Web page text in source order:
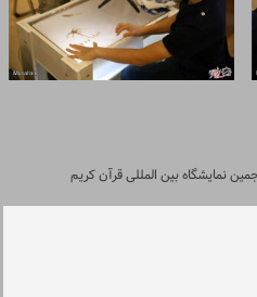
نمایشگاه بین المللی قرآن کریم